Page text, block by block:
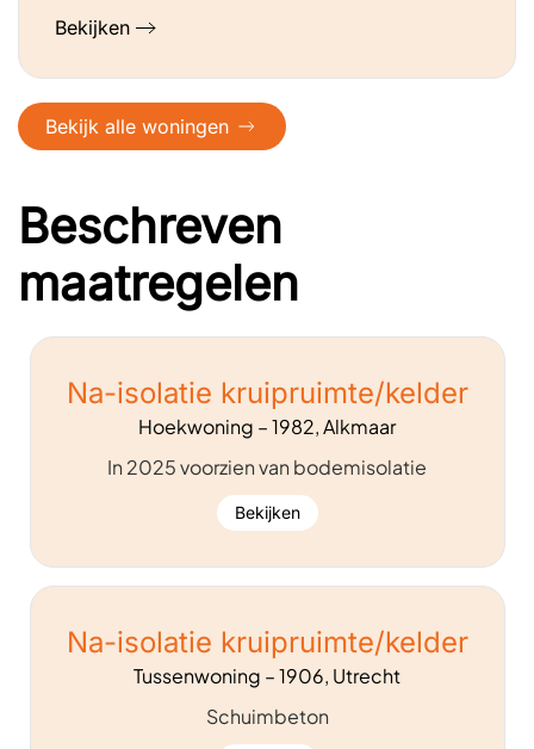
Bekijken
Bekijk alle woningen
Beschreven
maatregelen
Na-isolatie kruipruimte/kelder
Hoekwoning – 1982, Alkmaar
In 2025 voorzien van bodemisolatie
Bekijken
Na-isolatie kruipruimte/kelder
Tussenwoning – 1906, Utrecht
Schuimbeton